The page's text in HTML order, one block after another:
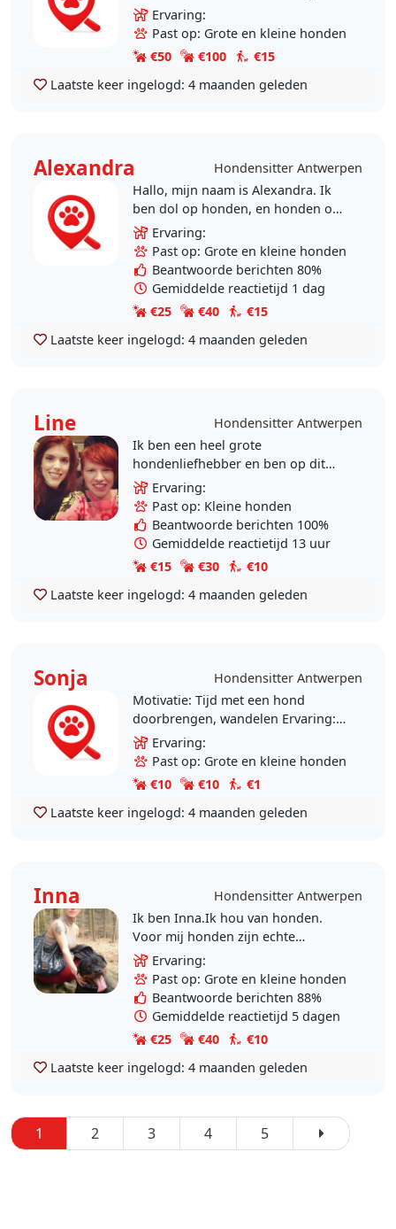
anni ho adottato un cane al canile,
cresciuto proprio come un figlio, 14
anni..
Ervaring:
Past op: Grote en kleine honden
€50
€100
€15
Laatste keer ingelogd: 4 maanden geleden
Alexandra
Hondensitter Antwerpen
Hallo, mijn naam is Alexandra. Ik
ben dol op honden, en honden op
mij. ;-) Ben je op zoek naar een
betrouwbare en zorgzame oppas of
iemand die jouw..
Ervaring:
Past op: Grote en kleine honden
Beantwoorde berichten 80%
Gemiddelde reactietijd 1 dag
€25
€40
€15
Laatste keer ingelogd: 4 maanden geleden
Line
Hondensitter Antwerpen
Ik ben een heel grote
hondenliefhebber en ben op dit
moment aan het sparen voor een
groter huis zodat ik zelf een hondje
kan adopteren. In tussentijd..
Ervaring:
Past op: Kleine honden
Beantwoorde berichten 100%
Gemiddelde reactietijd 13 uur
€15
€30
€10
Laatste keer ingelogd: 4 maanden geleden
Sonja
Hondensitter Antwerpen
Motivatie: Tijd met een hond
doorbrengen, wandelen Ervaring:
GeenErvaring:
Past op: Grote en kleine honden
€10
€10
€1
Laatste keer ingelogd: 4 maanden geleden
Inna
Hondensitter Antwerpen
Ik ben Inna.Ik hou van honden.
Voor mij honden zijn echte
vrienden. Ervaring 16 jaar met mijn
honden. Ik heb in mijn leven 3
honden gehad.
Ervaring:
Past op: Grote en kleine honden
Beantwoorde berichten 88%
Gemiddelde reactietijd 5 dagen
€25
€40
€10
Laatste keer ingelogd: 4 maanden geleden
1 2 3 4 5